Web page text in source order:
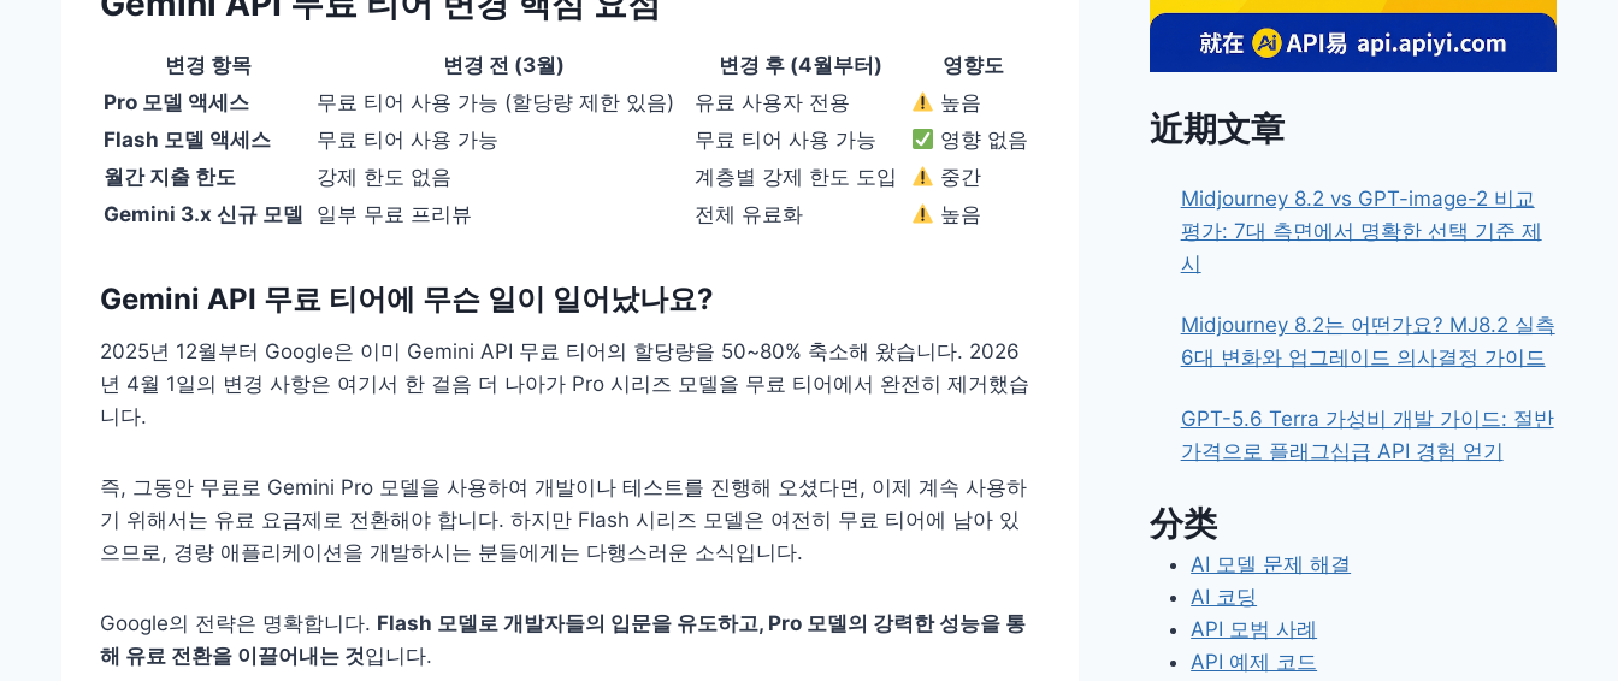
변경 항목 변경 전 (3월) 변경 후 (4월부터)
영향도
Pro 모델 액세스
무료 티어 사용 가능 (할당량 제한 있음) 유료 사용자 전용
높음
Flash 모델 액세스
무료 티어 사용 가능 무료 티어 사용 가능
영향 없음
월간 지출 한도
강제 한도 없음 계층별 강제 한도 도입
중간
Gemini 3.x 신규 모델
일부 무료 프리뷰 전체 유료화 높음
Gemini API 무료 티어에 무슨 일이 일어났나요?
2025년 12월부터 Google은 이미 Gemini API 무료 티어의 할당량을 50~80% 축소해 왔습니다. 2026
년 4월 1일의 변경 사항은 여기서 한 걸음 더 나아가 Pro 시리즈 모델을 무료 티어에서 완전히 제거했습
니다.
즉, 그동안 무료로 Gemini Pro 모델을 사용하여 개발이나 테스트를 진행해 오셨다면, 이제 계속 사용하
기 위해서는 유료 요금제로 전환해야 합니다. 하지만 Flash 시리즈 모델은 여전히 무료 티어에 남아 있
으므로, 경량 애플리케이션을 개발하시는 분들에게는 다행스러운 소식입니다.
Google의 전략은 명확합니다. Flash 모델로 개발자들의 입문을 유도하고, Pro 모델의 강력한 성능을 통
해 유료 전환을 이끌어내는 것입니다.
近期文章
Midjourney 8.2 vs GPT-image-2 비교
평가: 7대 측면에서 명확한 선택 기준 제
시
Midjourney 8.2는 어떤가요? MJ8.2 실측
6대 변화와 업그레이드 의사결정 가이드
GPT-5.6 Terra 가성비 개발 가이드: 절반
가격으로 플래그십급 API 경험 얻기
分类
AI 모델 문제 해결
AI 코딩
API 모범 사례
API 예제 코드